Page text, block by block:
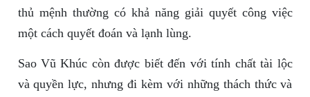
thủ mệnh thường có khả năng giải quyết công việc
một cách quyết đoán và lạnh lùng.
Sao Vũ Khúc còn được biết đến với tính chất tài lộc
và quyền lực, nhưng đi kèm với những thách thức và